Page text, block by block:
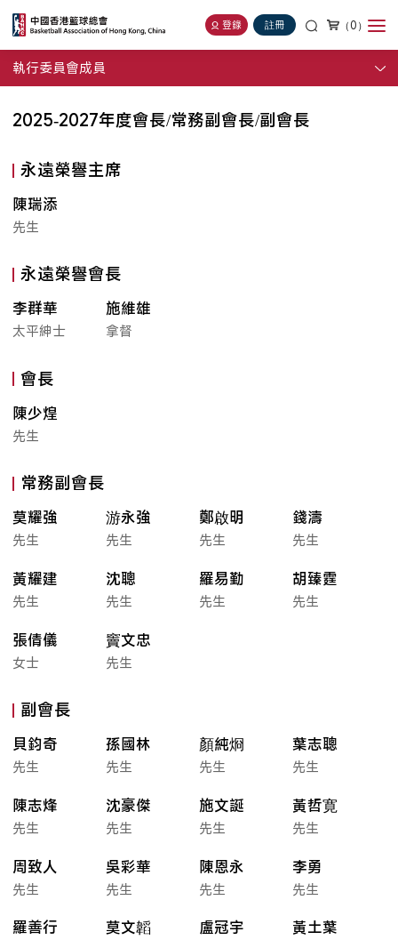
登錄 註冊 （0）
執行委員會成員
2025-2027年度會長/常務副會長/副會長
永遠榮譽主席
陳瑞添
先生
永遠榮譽會長
李群華
太平紳士
施維雄
拿督
會長
陳少煌
先生
常務副會長
莫耀強
先生
游永強
先生
鄭啟明
先生
錢濤
先生
黃耀建
先生
沈聰
先生
羅易勤
先生
胡臻霆
先生
張倩儀
女士
竇文忠
先生
副會長
貝鈞奇
先生
孫國林
先生
顏純烱
先生
葉志聰
先生
陳志烽
先生
沈豪傑
先生
施文誕
先生
黃哲寛
先生
周致人
先生
吳彩華
先生
陳恩永
先生
李勇
先生
羅善行 莫文韜 盧冠宇 黃土葉